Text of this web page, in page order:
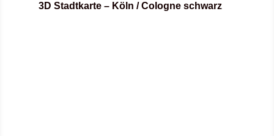
3D Stadtkarte – Köln / Cologne schwarz